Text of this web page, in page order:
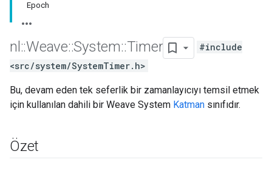
Epoch
nl ::Weave::System::Timer
#include
<src/system/SystemTimer.h>
Bu, devam eden tek seferlik bir zamanlayıcıyı temsil etmek
için kullanılan dahili bir Weave System Katman sınıfıdır.
Özet